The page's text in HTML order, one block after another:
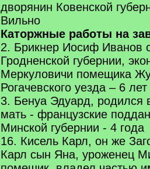
дворянин Ковенской
Вильно
Каторжные работы на
2. Брикнер Иосиф Иванов
Гродненской губернии,
Меркуловичи помещика
Рогачевского уезда – 6 лет
3. Бенуа Эдуард, родился
мать - французские
Минской губернии - 4 года
16. Кисель Карл, он же
Карл сын Яна, уроженец